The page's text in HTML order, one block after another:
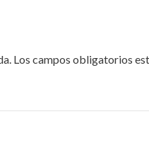
Los campos obligatorios